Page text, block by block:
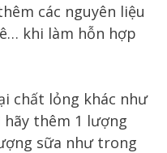
các nguyên liệu
khi làm hỗn hợp
chất lỏng khác như
thêm 1 lượng
sữa như trong